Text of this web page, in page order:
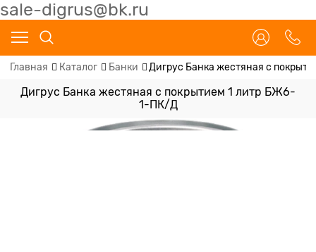
sale-digrus@bk.ru
Главная Каталог Банки Дигрус Банка жестяная с
Дигрус Банка жестяная с покрытием 1 литр БЖ6-
1-ПК/Д